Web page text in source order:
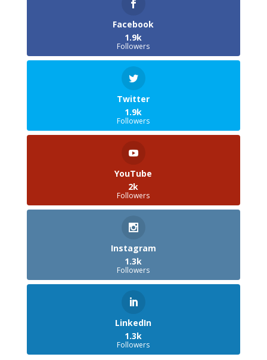
Facebook
1.9k
Followers
Twitter
1.9k
Followers
YouTube
2k
Followers
Instagram
1.3k
Followers
LinkedIn
1.3k
Followers